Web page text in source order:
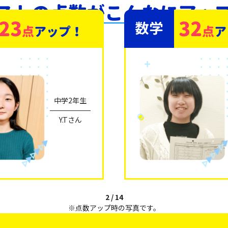
トの点数がこんなにアッ
点アップ！
中学2年生
Y.Tさん
数学 32点
2/ 14
※点数アップ時の写真です。